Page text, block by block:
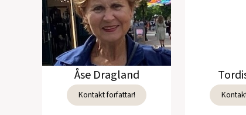
Åse Dragland
Kontakt forfattar!